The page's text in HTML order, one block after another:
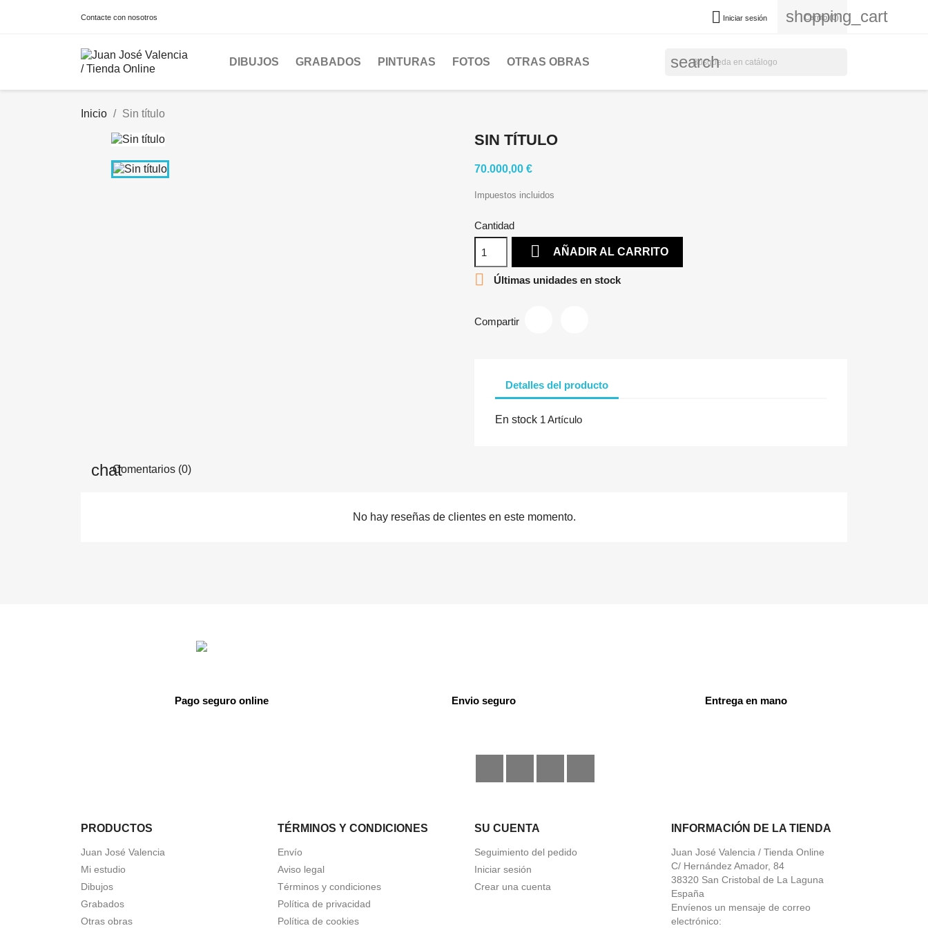
Contacte con nosotros  Iniciar sesión shopping_cart
Carrito (0)
DIBUJOS GRABADOS PINTURAS FOTOS OTRAS OBRAS search
Inicio Sin título
SIN TÍTULO
70.000,00 €
Impuestos incluidos
Cantidad
 AÑADIR AL CARRITO
 Últimas unidades en stock
Compartir
Detalles del producto
En stock 1 Artículo
Comentarios (0)
No hay reseñas de clientes en este momento.
Pago seguro online Envio seguro Entrega en mano
PRODUCTOS
Juan José Valencia
Mi estudio
Dibujos
Grabados
Otras obras
TÉRMINOS Y CONDICIONES
Envío
Aviso legal
Términos y condiciones
Política de privacidad
Política de cookies
SU CUENTA
Seguimiento del pedido
Iniciar sesión
Crear una cuenta
INFORMACIÓN DE LA TIENDA
Juan José Valencia / Tienda Online
C/ Hernández Amador, 84
38320 San Cristobal de La Laguna
España
Envíenos un mensaje de correo
electrónico: